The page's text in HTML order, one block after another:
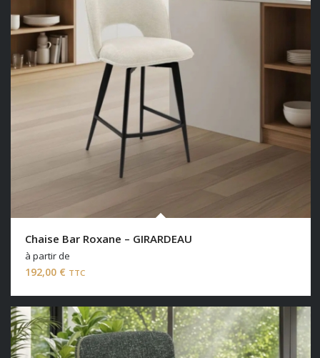
Chaise Bar Roxane – GIRARDEAU
à partir de
192,00 € TTC